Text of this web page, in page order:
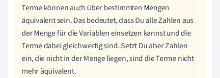
Terme können auch über bestimmten Mengen
äquivalent sein. Das bedeutet, dass Du alle Zahlen aus
der Menge für die Variablen einsetzen kannst und die
Terme dabei gleichwertig sind. Setzt Du aber Zahlen
ein, die nicht in der Menge liegen, sind die Terme nicht
mehr äquivalent.